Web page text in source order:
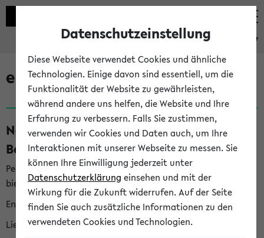
eKVV
eKVV News
Nachhaltigkeitspreis 2026:
Bewerbungsphase gestartet (06.08.26)
Per E-Mail eingestellt von nachhaltigkeitsbuero@uni-
bielefeld.de an den Verteiler 'Alle Studierenden':
English version below
Liebe Studierende,
Datenschutzeinstellung
Diese Webseite verwendet Cookies und ähnliche
Technologien. Einige davon sind essentiell, um die
Funktionalität der Website zu gewährleisten,
während andere uns helfen, die Website und Ihre
Erfahrung zu verbessern. Falls Sie zustimmen,
verwenden wir Cookies und Daten auch, um Ihre
Interaktionen mit unserer Webseite zu messen. Sie
können Ihre Einwilligung jederzeit unter
Datenschutzerklärung einsehen und mit der
Wirkung für die Zukunft widerrufen. Auf der Seite
finden Sie auch zusätzliche Informationen zu den
verwendeten Cookies und Technologien.